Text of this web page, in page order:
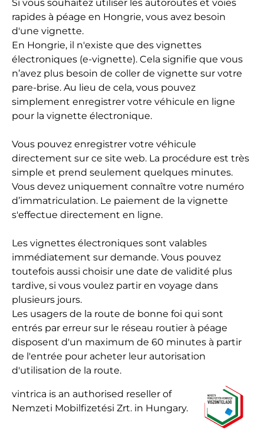
Si vous souhaitez utiliser les autoroutes et voies
rapides à péage en Hongrie, vous avez besoin
d'une vignette.
En Hongrie, il n'existe que des vignettes
électroniques (e-vignette). Cela signifie que vous
n’avez plus besoin de coller de vignette sur votre
pare-brise. Au lieu de cela, vous pouvez
simplement enregistrer votre véhicule en ligne
pour la vignette électronique.
Vous pouvez enregistrer votre véhicule
directement sur ce site web. La procédure est très
simple et prend seulement quelques minutes.
Vous devez uniquement connaître votre numéro
d’immatriculation. Le paiement de la vignette
s'effectue directement en ligne.
Les vignettes électroniques sont valables
immédiatement sur demande. Vous pouvez
toutefois aussi choisir une date de validité plus
tardive, si vous voulez partir en voyage dans
plusieurs jours.
Les usagers de la route de bonne foi qui sont
entrés par erreur sur le réseau routier à péage
disposent d'un maximum de 60 minutes à partir
de l'entrée pour acheter leur autorisation
d'utilisation de la route.
vintrica is an authorised reseller of
Nemzeti Mobilfizetési Zrt. in Hungary.